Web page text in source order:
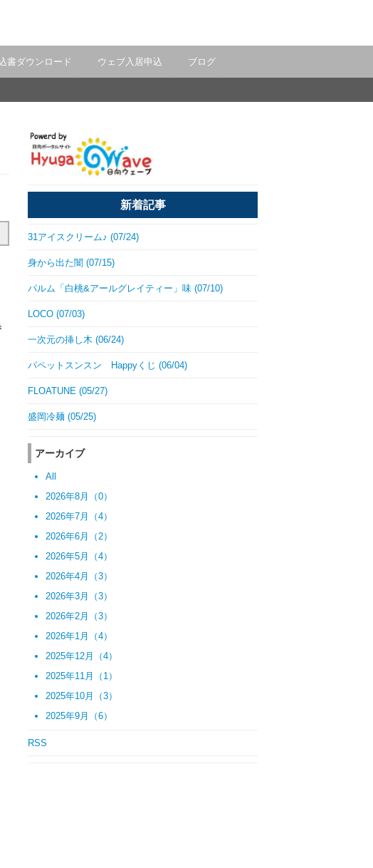
書ダウンロード ウェブ入居申込 ブログ
新着記事
31アイスクリーム♪ (07/24)
身から出た闇 (07/15)
パルム「白桃&アールグレイティー」味 (07/10)
LOCO (07/03)
一次元の挿し木 (06/24)
パペットスンスン Happyくじ (06/04)
FLOATUNE (05/27)
盛岡冷麺 (05/25)
アーカイブ
All
2026年8月（0）
2026年7月（4）
2026年6月（2）
2026年5月（4）
2026年4月（3）
2026年3月（3）
2026年2月（3）
2026年1月（4）
2025年12月（4）
2025年11月（1）
2025年10月（3）
2025年9月（6）
RSS